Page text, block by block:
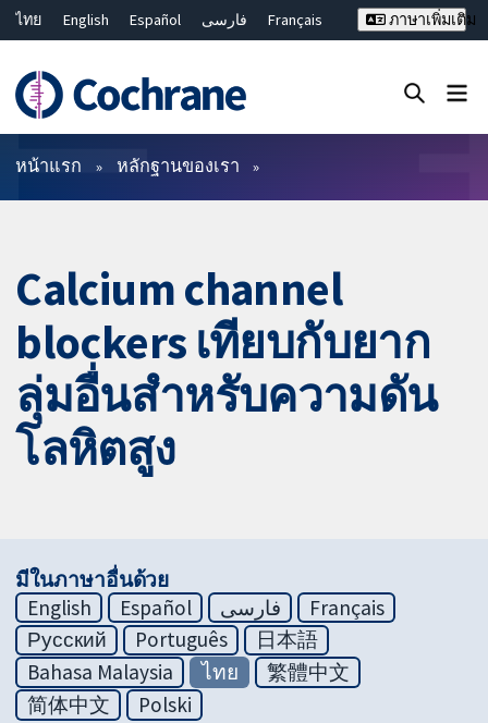
ไทย English Español فارسی
Français
Bahasa Malaysia
繁體中文 简体中文
ภาษาเพิ่มเติม
ตัวกรอง
หน้าแรก หลักฐานของเรา
Calcium channel
blockers เทียบกับยาก
ลุ่มอื่นสำหรับความดัน
โลหิตสูง
มีในภาษาอื่นด้วย
English
Español فارسی
Français
Русский
Português
日本語
Bahasa Malaysia
ไทย
繁體中文
简体中文
Polski